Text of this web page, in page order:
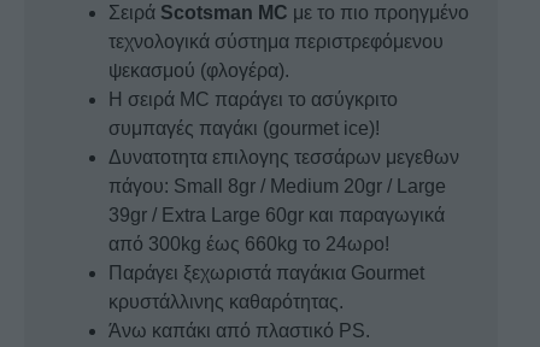
Σειρά Scotsman MC με το πιο προηγμένο
τεχνολογικά σύστημα περιστρεφόμενου
ψεκασμού (φλογέρα).
Η σειρά MC παράγει το ασύγκριτο
συμπαγές παγάκι (gourmet ice)!
Δυνατοτητα επιλογης τεσσάρων μεγεθων
πάγου: Small 8gr / Medium 20gr / Large
39gr / Extra Large 60gr και παραγωγικά
από 300kg έως 660kg το 24ωρο!
Παράγει ξεχωριστά παγάκια Gourmet
κρυστάλλινης καθαρότητας.
Άνω καπάκι από πλαστικό PS.